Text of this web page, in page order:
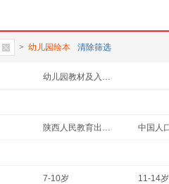
> 幼儿园绘本 清除筛选
幼儿园教材及入学准备
陕西人民教育出版社 中国人
7-10岁 11-14岁